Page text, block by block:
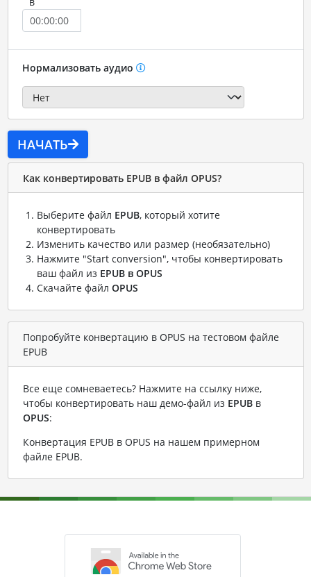
Нормализовать аудио
НАЧАТЬ
Как конвертировать EPUB в файл OPUS?
Выберите файл EPUB, который хотите
конвертировать
Изменить качество или размер (необязательно)
Нажмите "Start conversion", чтобы конвертировать
ваш файл из EPUB в OPUS
Скачайте файл OPUS
Попробуйте конвертацию в OPUS на тестовом файле
EPUB
Все еще сомневаетесь? Нажмите на ссылку ниже,
чтобы конвертировать наш демо-файл из EPUBв
OPUS:
Конвертация EPUB в OPUS на нашем примерном
файле EPUB.